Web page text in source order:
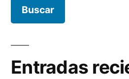
Entradas